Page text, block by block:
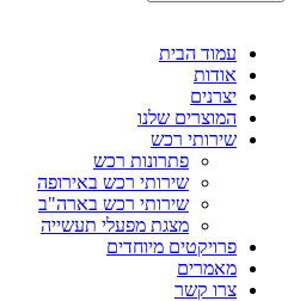
עמוד הבית
אודות
יצרנים
המוצרים שלנו
שירותי רכש
פתרונות רכש
שירותי רכש באירופה
שירותי רכש בארה"ב
מצגת מפעלי תעשייה
פרויקטים מיוחדים
מאמרים
צרו קשר